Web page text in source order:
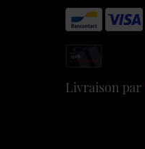
Livraison par